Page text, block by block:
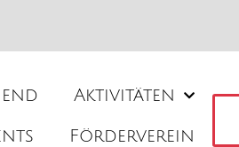
Aktivitäten
Förderverein